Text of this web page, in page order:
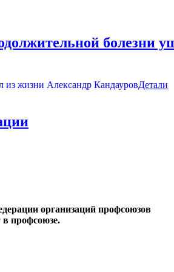
болезни
Детали
организаций профсоюзов
в профсоюзе.